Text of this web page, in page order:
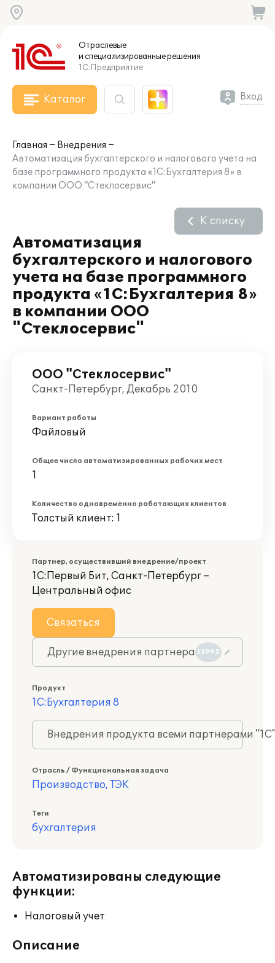
Отраслевые
и специализированныерешения
1С:Предприятие
Каталог Вход
Главная
Внедрения
Автоматизация бухгалтерского и налогового учета на
базе программного продукта «1C:Бухгалтерия 8» в
компании ООО "Стеклосервис"
Автоматизация
бухгалтерского и налогового
учета на базе программного
продукта «1C:Бухгалтерия 8»
в компании ООО
"Стеклосервис"
К списку
ООО "Стеклосервис"
Санкт-Петербург, Декабрь 2010
Вариант работы
Файловый
Общее число автоматизированных рабочих мест
1
Количество одновременно работающих клиентов
Толстый клиент: 1
Партнер, осуществивший внедрение/проект
1С:Первый Бит, Санкт-Петербург –
Центральный офис
Связаться
Другие внедрения партнера 13992
Продукт
1С:Бухгалтерия 8
Внедрения продукта всеми партнерами
Отрасль / Функциональная задача
Производство, ТЭК
Теги
бухгалтерия
Автоматизированы следующие
функции:
Налоговый учет
Описание